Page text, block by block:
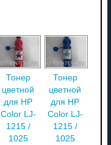
Тонер
цветной
для HP
Color LJ-
1215 /
1025
Тонер
цветной
для HP
Color LJ-
1215 /
1025